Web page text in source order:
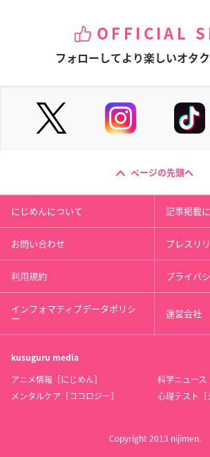
OFFICIAL
フォローしてより楽しいオタク
ページの先頭へ
にじめんについて 記事掲載
お問い合わせ プレスリ
利用規約 プライバ
インフォマティブデータポリシ
ー 運営会社
kusuguru media
アニメ情報［にじめん］
科学ニュース
メンタルケア［ココロジー］
心理テスト［
Copyright 2013 nijimen.